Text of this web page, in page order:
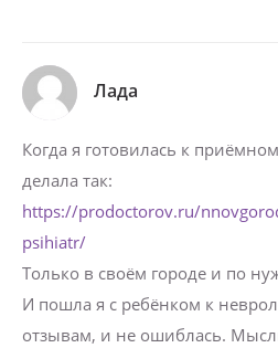
Лада
Когда я готовилась к
делала так:
https://prodoctorov.ru/
psihiatr/
Только в своём городе и по
И пошла я с ребёнком к
отзывам, и не ошиблась.